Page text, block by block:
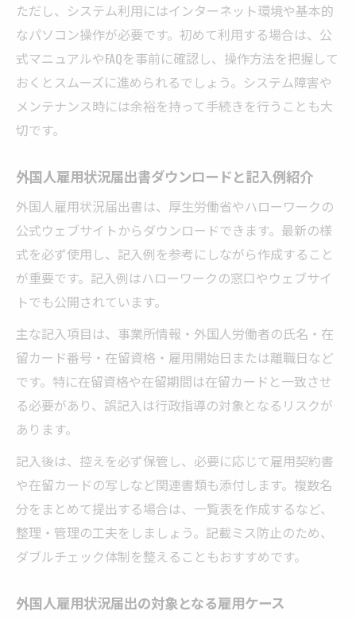
ただし、システム利用にはインターネット環境や基本的
なパソコン操作が必要です。初めて利用する場合は、公
式マニュアルやFAQを事前に確認し、操作方法を把握して
おくとスムーズに進められるでしょう。システム障害や
メンテナンス時には余裕を持って手続きを行うことも大
切です。
外国人雇用状況届出書ダウンロードと記入例紹介
外国人雇用状況届出書は、厚生労働省やハローワークの
公式ウェブサイトからダウンロードできます。最新の様
式を必ず使用し、記入例を参考にしながら作成すること
が重要です。記入例はハローワークの窓口やウェブサイ
トでも公開されています。
主な記入項目は、事業所情報・外国人労働者の氏名・在
留カード番号・在留資格・雇用開始日または離職日など
です。特に在留資格や在留期間は在留カードと一致させ
る必要があり、誤記入は行政指導の対象となるリスクが
あります。
記入後は、控えを必ず保管し、必要に応じて雇用契約書
や在留カードの写しなど関連書類も添付します。複数名
分をまとめて提出する場合は、一覧表を作成するなど、
整理・管理の工夫をしましょう。記載ミス防止のため、
ダブルチェック体制を整えることもおすすめです。
外国人雇用状況届出の対象となる雇用ケース